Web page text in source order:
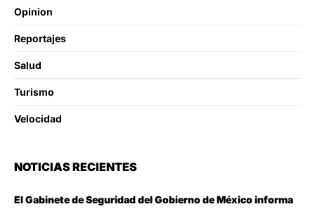
Opinion
Reportajes
Salud
Turismo
Velocidad
NOTICIAS RECIENTES
El Gabinete de Seguridad del Gobierno de México informa